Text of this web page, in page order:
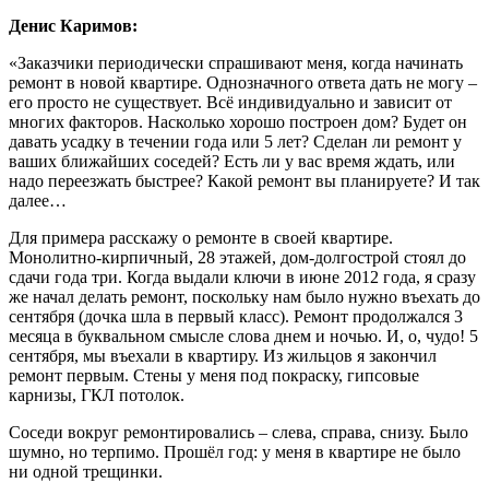
Денис Каримов:
«Заказчики периодически спрашивают меня, когда начинать
ремонт в новой квартире. Однозначного ответа дать не могу –
его просто не существует. Всё индивидуально и зависит от
многих факторов. Насколько хорошо построен дом? Будет он
давать усадку в течении года или 5 лет? Сделан ли ремонт у
ваших ближайших соседей? Есть ли у вас время ждать, или
надо переезжать быстрее? Какой ремонт вы планируете? И так
далее…
Для примера расскажу о ремонте в своей квартире.
Монолитно-кирпичный, 28 этажей, дом-долгострой стоял до
сдачи года три. Когда выдали ключи в июне 2012 года, я сразу
же начал делать ремонт, поскольку нам было нужно въехать до
сентября (дочка шла в первый класс). Ремонт продолжался 3
месяца в буквальном смысле слова днем и ночью. И, о, чудо! 5
сентября, мы въехали в квартиру. Из жильцов я закончил
ремонт первым. Стены у меня под покраску, гипсовые
карнизы, ГКЛ потолок.
Соседи вокруг ремонтировались – слева, справа, снизу. Было
шумно, но терпимо. Прошёл год: у меня в квартире не было
ни одной трещинки.